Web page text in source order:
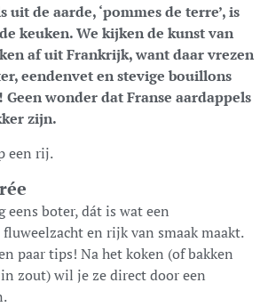
uit de aarde, ‘pommes de terre’, is
keuken. We kijken de kunst van
af uit Frankrijk, want daar vrezen
eendenvet en stevige bouillons
wonder dat Franse aardappels
zijn.
een rij.
eens boter, dát is wat een
en rijk van smaak maakt.
paar tips! Na het koken (of bakken
zout) wil je ze direct door een